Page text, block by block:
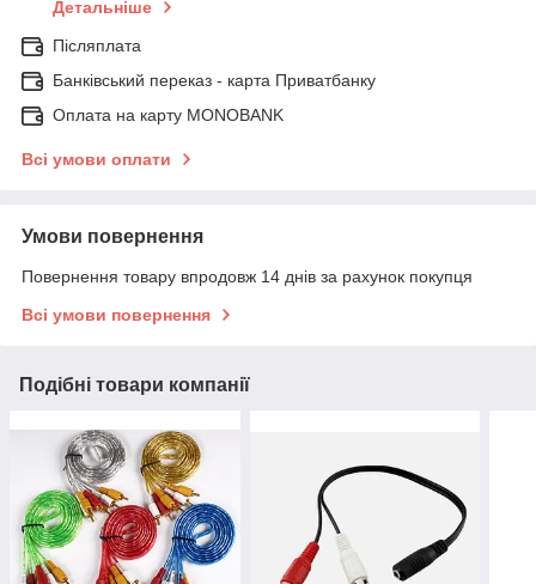
Детальніше
Післяплата
Банківський переказ - карта Приватбанку
Оплата на карту MONOBANK
Всі умови оплати
Умови повернення
Повернення товару впродовж 14 днів за рахунок покупця
Всі умови повернення
Подібні товари компанії